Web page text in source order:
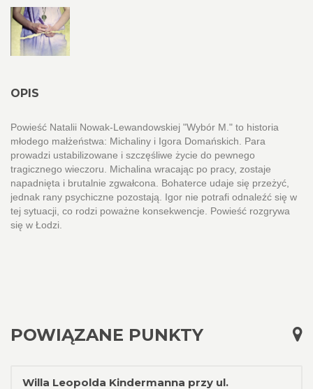
OPIS
Powieść Natalii Nowak-Lewandowskiej "Wybór M." to historia
młodego małżeństwa: Michaliny i Igora Domańskich. Para
prowadzi ustabilizowane i szczęśliwe życie do pewnego
tragicznego wieczoru. Michalina wracając po pracy, zostaje
napadnięta i brutalnie zgwałcona. Bohaterce udaje się przeżyć,
jednak rany psychiczne pozostają. Igor nie potrafi odnaleźć się w
tej sytuacji, co rodzi poważne konsekwencje. Powieść rozgrywa
się w Łodzi.
POWIĄZANE PUNKTY
Willa Leopolda Kindermanna przy ul.